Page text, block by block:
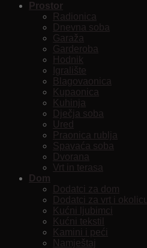
Prostor
Radionica
Dnevna soba
Garaža
Garderoba
Hodnik
Igralište
Blagovaonica
Kupaonica
Kuhinja
Dječja soba
Ured
Praonica rublja
Spavaća soba
Dvorana
Vrt in terasa
Dom
Dodatci za dom
Dodatci za vrt i okolicu
Kućni ljubimci
Kućni tekstil
Kamini i peći
Namještaj